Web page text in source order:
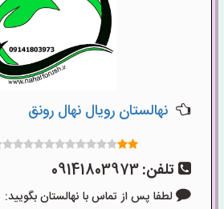
نهالستان رویال نهال رونق
تلفن:09141803973
لطفا پس از تماس با نهالستان